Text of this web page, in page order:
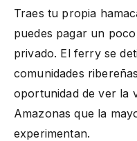
Traes tu propia
puedes pagar un
privado. El ferry se
comunidades
oportunidad de ver la
Amazonas que la
experimentan.